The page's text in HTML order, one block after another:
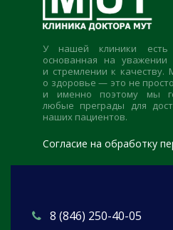
У нашей клиники есть
основанная на
и стремлении к
о здоровье — это не
и именно поэтому мы
любые преграды для
наших пациентов.
Согласие на обработку
8 (846) 250-40-05